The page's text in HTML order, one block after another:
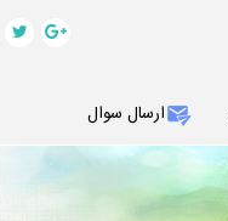
ارسال سوال